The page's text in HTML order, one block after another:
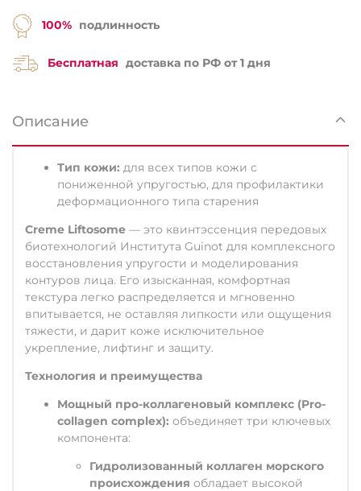
100% подлинность
Бесплатная доставка по РФ от 1 дня
Описание
Тип кожи: для всех типов кожи с
пониженной упругостью, для профилактики
деформационного типа старения
Creme Liftosome — это квинтэссенция передовых
биотехнологий Института Guinot для комплексного
восстановления упругости и моделирования
контуров лица. Его изысканная, комфортная
текстура легко распределяется и мгновенно
впитывается, не оставляя липкости или ощущения
тяжести, и дарит коже исключительное
укрепление, лифтинг и защиту.
Технология и преимущества
Мощный про-коллагеновый комплекс (Pro-
collagen complex): объединяет три ключевых
компонента:
Гидролизованный коллаген морского
происхождения обладает высокой